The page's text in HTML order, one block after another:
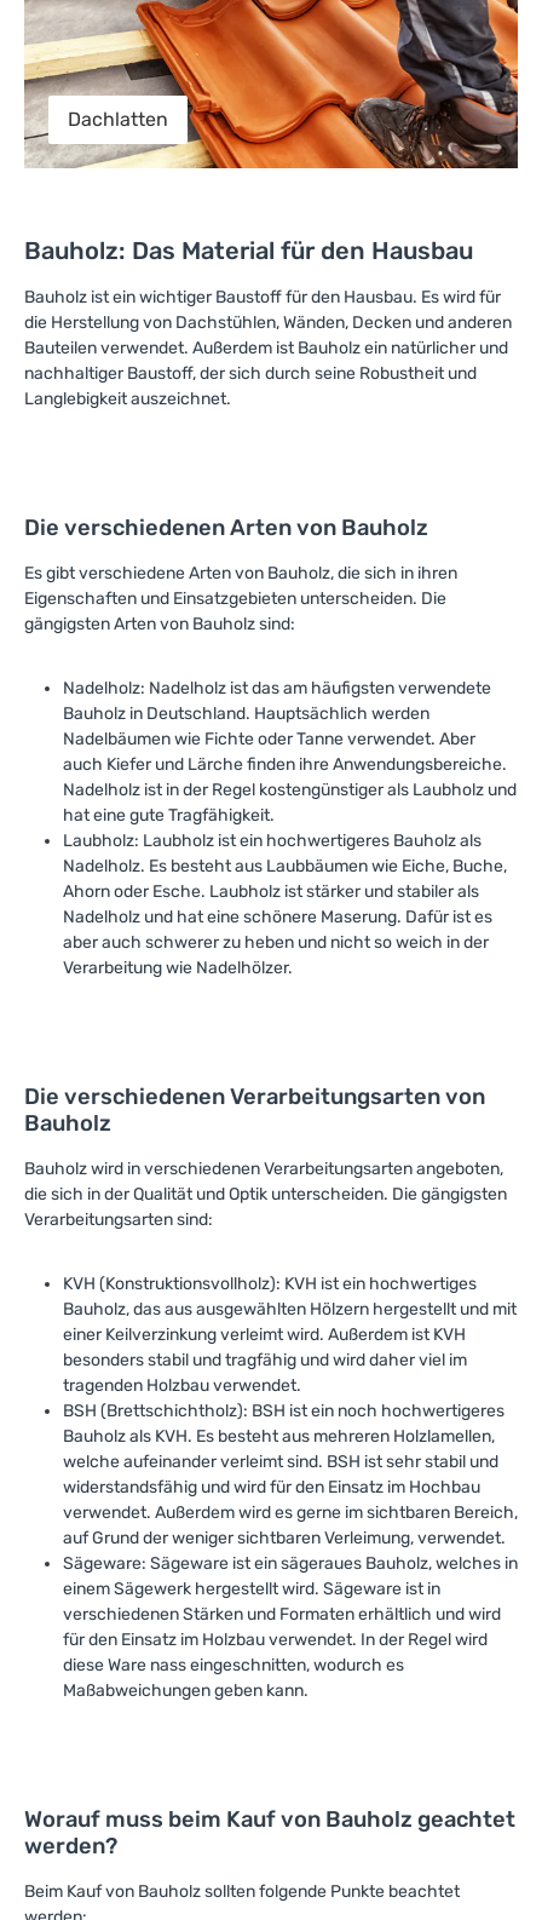
Dachlatten
Bauholz: Das Material für den Hausbau
Bauholz ist ein wichtiger Baustoff für den Hausbau. Es wird für
die Herstellung von Dachstühlen, Wänden, Decken und anderen
Bauteilen verwendet. Außerdem ist Bauholz ein natürlicher und
nachhaltiger Baustoff, der sich durch seine Robustheit und
Langlebigkeit auszeichnet.
Die verschiedenen Arten von Bauholz
Es gibt verschiedene Arten von Bauholz, die sich in ihren
Eigenschaften und Einsatzgebieten unterscheiden. Die
gängigsten Arten von Bauholz sind:
Nadelholz: Nadelholz ist das am häufigsten verwendete
Bauholz in Deutschland. Hauptsächlich werden
Nadelbäumen wie Fichte oder Tanne verwendet. Aber
auch Kiefer und Lärche finden ihre Anwendungsbereiche.
Nadelholz ist in der Regel kostengünstiger als Laubholz und
hat eine gute Tragfähigkeit.
Laubholz: Laubholz ist ein hochwertigeres Bauholz als
Nadelholz. Es besteht aus Laubbäumen wie Eiche, Buche,
Ahorn oder Esche. Laubholz ist stärker und stabiler als
Nadelholz und hat eine schönere Maserung. Dafür ist es
aber auch schwerer zu heben und nicht so weich in der
Verarbeitung wie Nadelhölzer.
Die verschiedenen Verarbeitungsarten von
Bauholz
Bauholz wird in verschiedenen Verarbeitungsarten angeboten,
die sich in der Qualität und Optik unterscheiden. Die gängigsten
Verarbeitungsarten sind:
KVH (Konstruktionsvollholz): KVH ist ein hochwertiges
Bauholz, das aus ausgewählten Hölzern hergestellt und mit
einer Keilverzinkung verleimt wird. Außerdem ist KVH
besonders stabil und tragfähig und wird daher viel im
tragenden Holzbau verwendet.
BSH (Brettschichtholz): BSH ist ein noch hochwertigeres
Bauholz als KVH. Es besteht aus mehreren Holzlamellen,
welche aufeinander verleimt sind. BSH ist sehr stabil und
widerstandsfähig und wird für den Einsatz im Hochbau
verwendet. Außerdem wird es gerne im sichtbaren Bereich,
auf Grund der weniger sichtbaren Verleimung, verwendet.
Sägeware: Sägeware ist ein sägeraues Bauholz, welches in
einem Sägewerk hergestellt wird. Sägeware ist in
verschiedenen Stärken und Formaten erhältlich und wird
für den Einsatz im Holzbau verwendet. In der Regel wird
diese Ware nass eingeschnitten, wodurch es
Maßabweichungen geben kann.
Worauf muss beim Kauf von Bauholz geachtet
werden?
Beim Kauf von Bauholz sollten folgende Punkte beachtet